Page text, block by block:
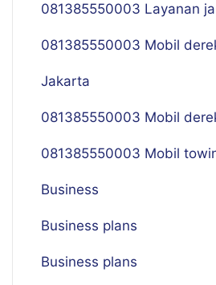
081385550003 Layanan
081385550003 Mobil
Jakarta
081385550003 Mobil
081385550003 Mobil
Business
Business plans
Business plans